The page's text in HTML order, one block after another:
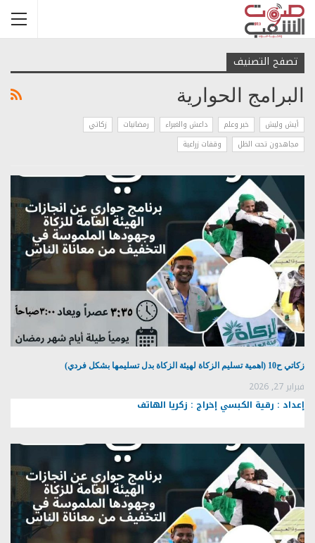
تصفح التصنيف
البرامج الحوارية
أيش وليش خبر وعلم داعش والغبراء رمضانيات
زكاتي
مجاهدون تحت الظل
وقفات زراعية
زكاتي ح10 (اهمية تسليم الزكاة لهيئة الزكاة بدل تسليمها بشكل فردي)
فبراير 27, 2026
إعداد : رقية الكبسي إخراج : زكريا الهاتف